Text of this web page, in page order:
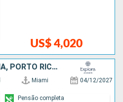
US$ 4,020
REPUBLICA DOMINICANA, PORTO RICO, ANTIGUA E BARBUDA, FRANCIA, ESTADOS UNIDOS
Miami 04/12/2027
Pensão completa